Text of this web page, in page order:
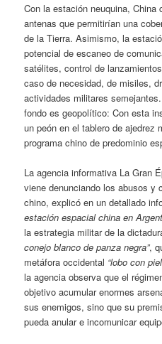
Con la estación neuquina, China
antenas que permitirían una
de la Tierra. Asimismo, la
potencial de escaneo de
satélites, control de
caso de necesidad, de misiles,
actividades militares
fondo es geopolítico: Con esta
un peón en el tablero de ajedrez
programa chino de predominio
La agencia informativa La Gran
viene denunciando los abusos y
chino, explicó en un detallado
estación espacial china en
la estrategia militar de la
conejo blanco de panza negra”,
metáfora occidental “lobo con
la agencia observa que el
objetivo acumular enormes
sus enemigos, sino que su
pueda anular e incomunicar